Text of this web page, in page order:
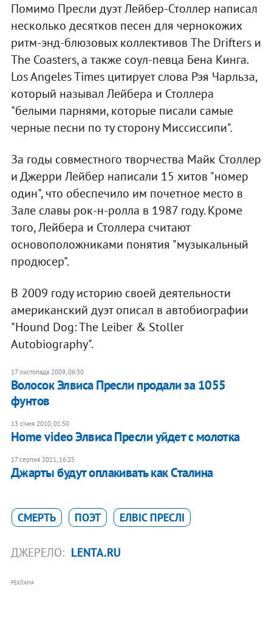
Помимо Пресли дуэт Лейбер-Столлер написал
несколько десятков песен для чернокожих
ритм-энд-блюзовых коллективов The Drifters и
The Coasters, а также соул-певца Бена Кинга.
Los Angeles Times цитирует слова Рэя Чарльза,
который называл Лейбера и Столлера
"белыми парнями, которые писали самые
черные песни по ту сторону Миссиссипи".
За годы совместного творчества Майк Столлер
и Джерри Лейбер написали 15 хитов "номер
один", что обеспечило им почетное место в
Зале славы рок-н-ролла в 1987 году. Кроме
того, Лейбера и Столлера считают
основоположниками понятия "музыкальный
продюсер".
В 2009 году историю своей деятельности
американский дуэт описал в автобиографии
"Hound Dog: The Leiber & Stoller
Autobiography".
17 листопада 2009, 06:30
Волосок Элвиса Пресли продали за 1055
фунтов
13 січня 2010, 01:50
Home video Элвиса Пресли уйдет с молотка
17 серпня 2011, 16:25
Джарты будут оплакивать как Сталина
СМЕРТЬ ПОЭТ ЕЛВІС ПРЕСЛІ
ДЖЕРЕЛО: LENTA.RU
РЕКЛАМА